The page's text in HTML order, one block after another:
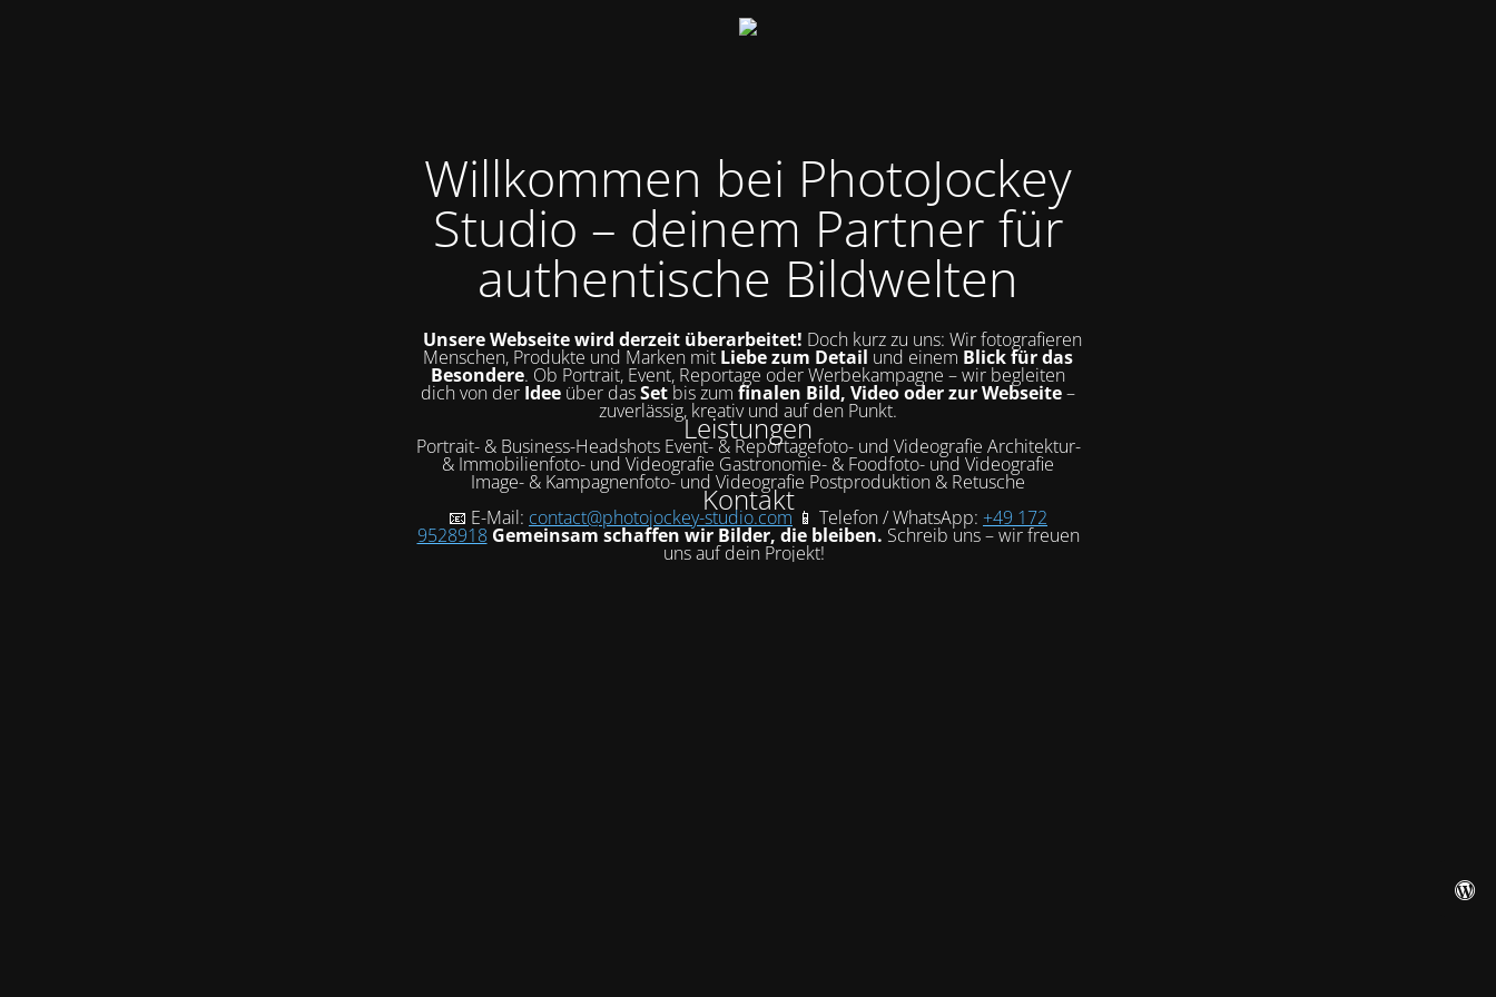
Willkommen bei PhotoJockey
Studio – deinem Partner für
authentische Bildwelten
Unsere Webseite wird derzeit überarbeitet! Doch kurz zu uns: Wir fotografieren
Menschen, Produkte und Marken mit Liebe zum Detail und einem Blick für das
Besondere. Ob Portrait, Event, Reportage oder Werbekampagne – wir begleiten
dich von der Idee über dasSet bis zum finalen Bild, Video oder zur Webseite–
zuverlässig, kreativ und auf den Punkt.
Leistungen
Portrait- & Business-Headshots Event- & Reportagefoto- und Videografie Architektur-
& Immobilienfoto- und Videografie Gastronomie- & Foodfoto- und Videografie
Image- & Kampagnenfoto- und Videografie Postproduktion & Retusche
Kontakt
📧 E-Mail: contact@photojockey-studio.com📱 Telefon / WhatsApp: +49 172
9528918 Gemeinsam schaffen wir Bilder, die bleiben. Schreib uns – wir freuen
uns auf dein Projekt!